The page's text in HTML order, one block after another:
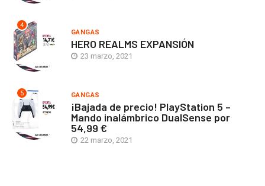
4
GANGAS
HERO REALMS EXPANSIÓN
23 marzo, 2021
5 GANGAS
¡Bajada de precio! PlayStation 5 –
Mando inalámbrico DualSense por
54,99 €
22 marzo, 2021